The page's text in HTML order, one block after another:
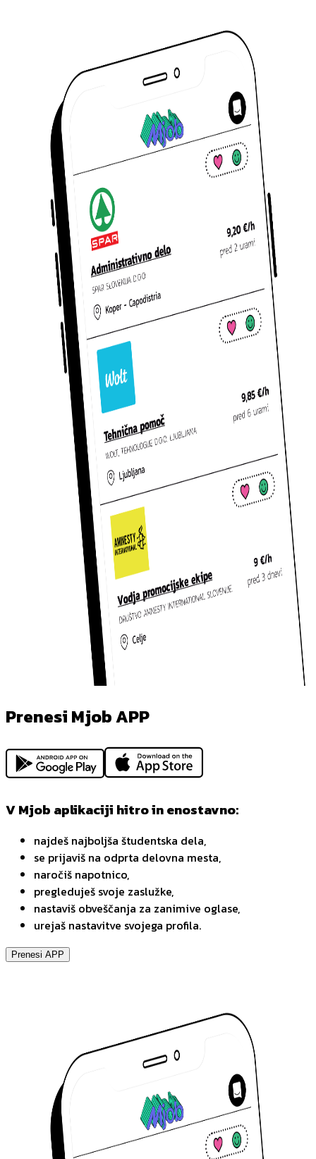
Prenesi Mjob APP
V Mjob aplikaciji hitro in enostavno:
najdeš najboljša študentska dela,
se prijaviš na odprta delovna mesta,
naročiš napotnico,
pregleduješ svoje zaslužke,
nastaviš obveščanja za zanimive oglase,
urejaš nastavitve svojega profila.
Prenesi APP